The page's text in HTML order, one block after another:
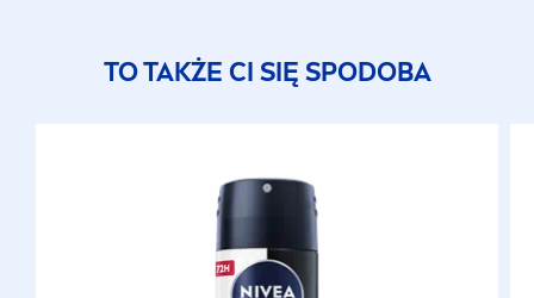
TO TAKŻE CI SIĘ SPODOBA